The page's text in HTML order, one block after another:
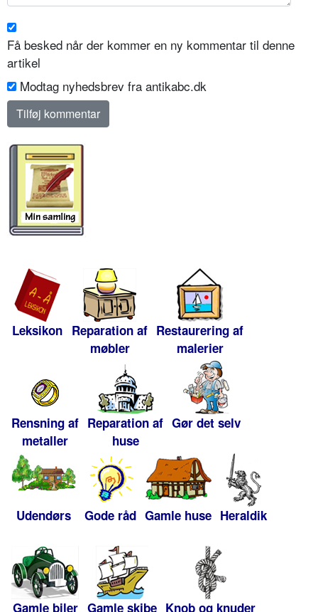
Få besked når der kommer en ny kommentar til denne
artikel
Modtag nyhedsbrev fra antikabc.dk
Leksikon Reparation af
møbler
Restaurering af
malerier
Rensning af
metaller
Reparation af
huse
Gør det selv
Udendørs Gode råd Gamle huse Heraldik
Gamle biler Gamle skibe Knob og knuder